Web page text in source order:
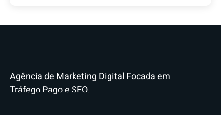
Agência de Marketing Digital Focada em
Tráfego Pago e SEO.